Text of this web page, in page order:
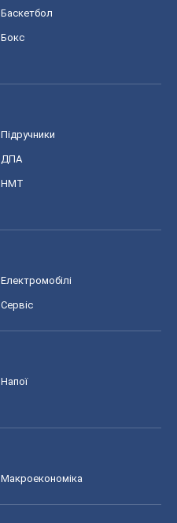
Баскетбол
Бокс
Підручники
ДПА
НМТ
Електромобілі
Сервіс
Напої
Макроекономіка